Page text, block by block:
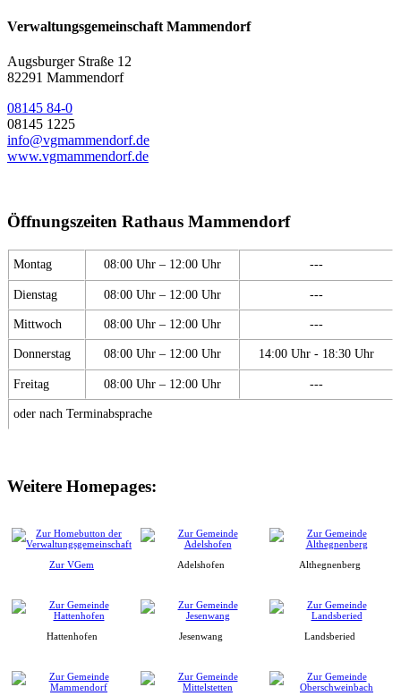
Verwaltungsgemeinschaft Mammendorf
Augsburger Straße 12
82291 Mammendorf
08145 84-0
08145 1225
info@vgmammendorf.de
www.vgmammendorf.de
Öffnungszeiten Rathaus Mammendorf
Montag 08:00 Uhr – 12:00 Uhr ---
Dienstag 08:00 Uhr – 12:00 Uhr ---
Mittwoch 08:00 Uhr – 12:00 Uhr ---
Donnerstag 08:00 Uhr – 12:00 Uhr 14:00 Uhr - 18:30 Uhr
Freitag 08:00 Uhr – 12:00 Uhr ---
oder nach Terminabsprache
Weitere Homepages:
Zur VGem Adelshofen Althegnenberg
Hattenhofen Jesenwang Landsberied